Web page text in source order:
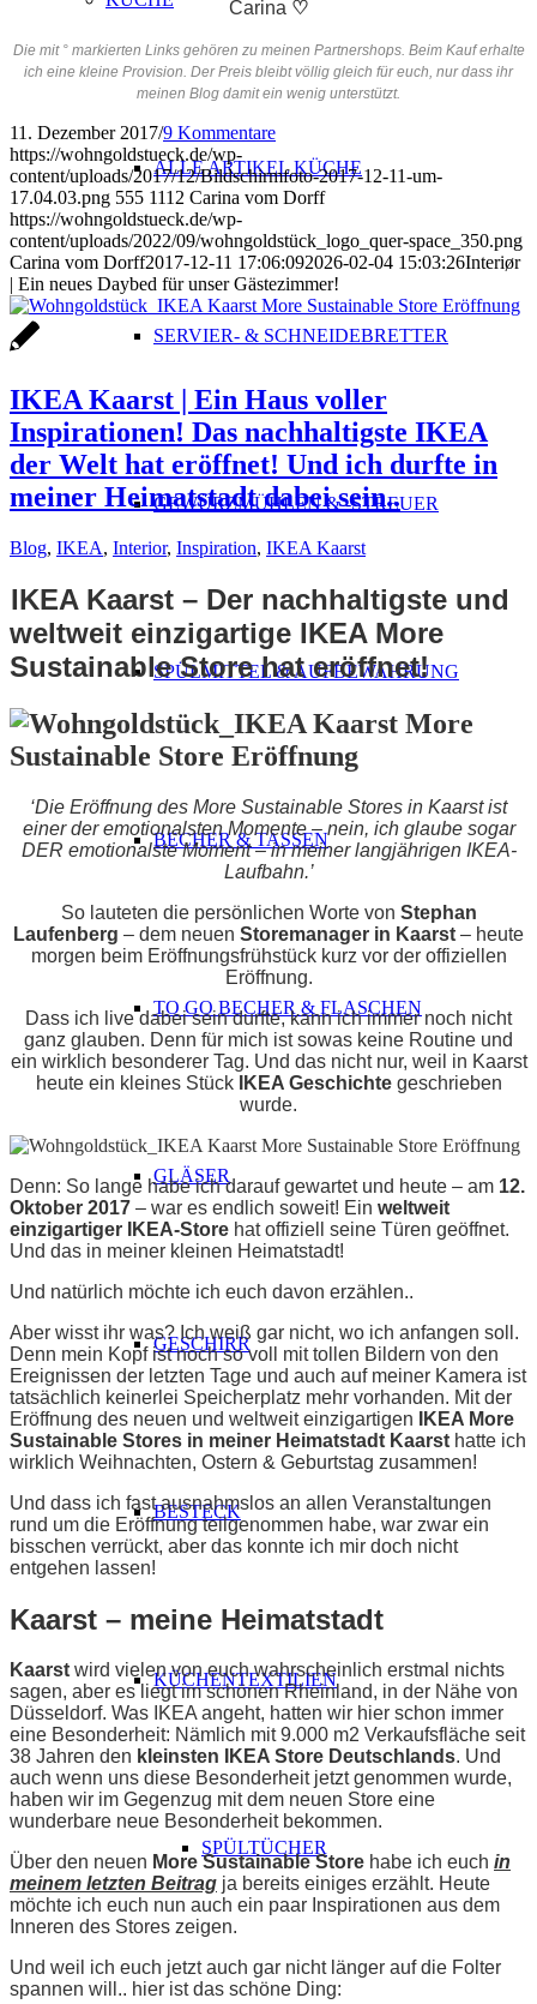
ALLE ARTIKEL KÜCHE
SERVIER- & SCHNEIDEBRETTER
GEWÜRZMÜHLEN & -STREUER
SPÜLMITTEL & AUFBEWAHRUNG
BECHER & TASSEN
TO GO BECHER & FLASCHEN
GLÄSER
GESCHIRR
BESTECK
KÜCHENTEXTILIEN
SPÜLTÜCHER
Carina ♡
Die mit ° markierten Links gehören zu meinen Partnershops. Beim Kauf erhalte
ich eine kleine Provision. Der Preis bleibt völlig gleich für euch, nur dass ihr
meinen Blog damit ein wenig unterstützt.
11. Dezember 2017/9 Kommentare
https://wohngoldstueck.de/wp-
content/uploads/2017/12/Bildschirmfoto-2017-12-11-um-
17.04.03.png 555 1112 Carina vom Dorff
https://wohngoldstueck.de/wp-
content/uploads/2022/09/wohngoldstück_logo_quer-space_350.png
Carina vom Dorff2017-12-11 17:06:092026-02-04 15:03:26Interiør
| Ein neues Daybed für unser Gästezimmer!
IKEA Kaarst | Ein Haus voller
Inspirationen! Das nachhaltigste IKEA
der Welt hat eröffnet! Und ich durfte in
meiner Heimatstadt dabei sein..
Blog, IKEA, Interior, Inspiration, IKEA Kaarst
IKEA Kaarst – Der nachhaltigste und
weltweit einzigartige IKEA More
Sustainable Store hat eröffnet!
‘Die Eröffnung des More Sustainable Stores in Kaarst ist
einer der emotionalsten Momente – nein, ich glaube sogar
DER emotionalste Moment – in meiner langjährigen IKEA-
Laufbahn.’
So lauteten die persönlichen Worte von Stephan
Laufenberg – dem neuen Storemanager in Kaarst – heute
morgen beim Eröffnungsfrühstück kurz vor der offiziellen
Eröffnung.
Dass ich live dabei sein durfte, kann ich immer noch nicht
ganz glauben. Denn für mich ist sowas keine Routine und
ein wirklich besonderer Tag. Und das nicht nur, weil in Kaarst
heute ein kleines Stück
IKEA Geschichtegeschrieben
wurde.
Denn: So lange habe ich darauf gewartet und heute – am 12.
Oktober 2017 – war es endlich soweit! Ein weltweit
einzigartiger IKEA-Store hat offiziell seine Türen geöffnet.
Und das in meiner kleinen Heimatstadt!
Und natürlich möchte ich euch davon erzählen..
Aber wisst ihr was? Ich weiß gar nicht, wo ich anfangen soll.
Denn mein Kopf ist noch so voll mit tollen Bildern von den
Ereignissen der letzten Tage und auch auf meiner Kamera ist
tatsächlich keinerlei Speicherplatz mehr vorhanden. Mit der
Eröffnung des neuen und weltweit einzigartigen
IKEA More
Sustainable Stores in meiner Heimatstadt Kaarst hatte ich
wirklich Weihnachten, Ostern & Geburtstag zusammen!
Und dass ich fast ausnahmslos an allen Veranstaltungen
rund um die Eröffnung teilgenommen habe, war zwar ein
bisschen verrückt, aber das konnte ich mir doch nicht
entgehen lassen!
Kaarst – meine Heimatstadt
Kaarst wird vielen von euch wahrscheinlich erstmal nichts
sagen, aber es liegt im schönen Rheinland, in der Nähe von
Düsseldorf. Was IKEA angeht, hatten wir hier schon immer
eine Besonderheit: Nämlich mit 9.000 m2 Verkaufsfläche seit
38 Jahren den kleinsten IKEA Store Deutschlands. Und
auch wenn uns diese Besonderheit jetzt genommen wurde,
haben wir im Gegenzug mit dem neuen Store eine
wunderbare neue Besonderheit bekommen.
Über den neuen More Sustainable Store habe ich euch in
meinem letzten Beitrag ja bereits einiges erzählt. Heute
möchte ich euch nun auch ein paar Inspirationen aus dem
Inneren des Stores zeigen.
Und weil ich euch jetzt auch gar nicht länger auf die Folter
spannen will.. hier ist das schöne Ding: